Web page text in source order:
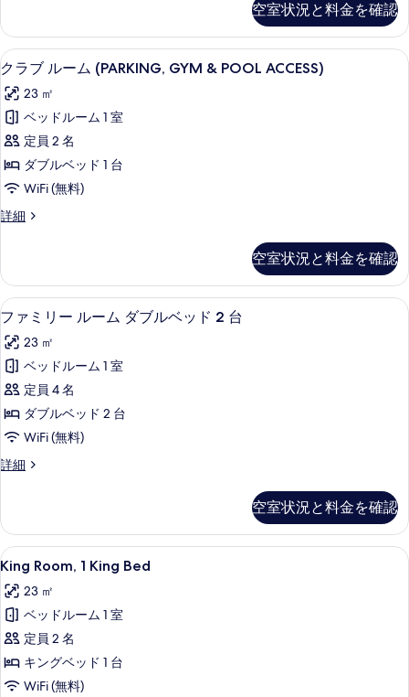
ル
ベ
ッ
ド
2
台
の
す
べ
写
真
を
表
示
す
る
ー
ム
シ
グ
ル
ベ
ッ
ド
2
台
の
空室状況と料金を確認
ク
ラ
ブ
ル
ー
ム
(PARKING,
GYM
ACCESS)
の
す
べ
て
の
写
真
を
示
す
る
デスク、ノートパソコン用作業スペ
9
クラブ ルーム (PARKING, GYM & POOL ACCESS)
23 ㎡
ベッドルーム 1 室
定員 2 名
ダブルベッド 1 台
WiFi (無料)
詳細
ク
ー
ム
(PARKING,
&
POOL
ACCESS)
の
詳
細
空室状況と料金を確認
フ
ァ
ミ
リ
ー
ル
ム
ブ
ル
ベ
ッ
ド
2
台
の
ファミリー ルーム ダブルベッド 2
8
ファミリー ルーム ダブルベッド 2 台
23 ㎡
ベッドルーム 1 室
定員 4 名
ダブルベッド 2 台
WiFi (無料)
詳細
フ
ー
ル
ー
ダ
ブ
ル
ベ
ッ
ド
空室状況と料金を確認
King
Room,
1
King
Bed
の
す
King Room, 1 King Bed | デスク、ノ
7
King Room, 1 King Bed
23 ㎡
ベッドルーム 1 室
定員 2 名
キングベッド 1 台
WiFi (無料)